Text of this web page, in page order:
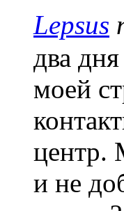
Lepsus
два
моей
центр.
и не